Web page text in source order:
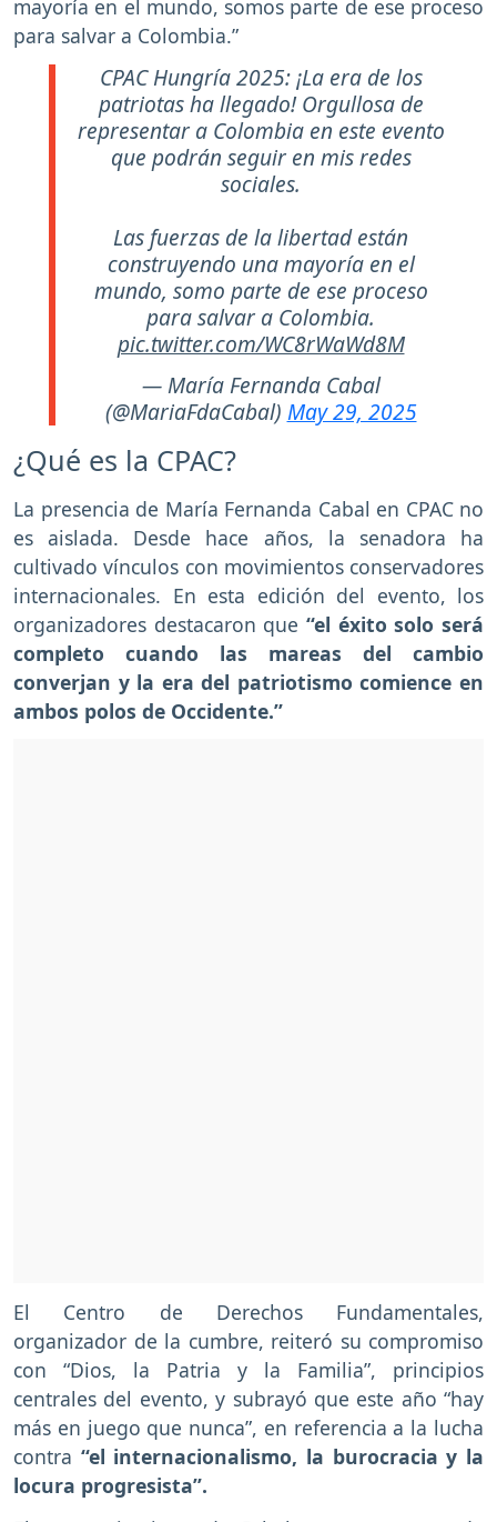
mayoría en el mundo, somos parte de ese proceso
para salvar a Colombia.”
CPAC Hungría 2025: ¡La era de los
patriotas ha llegado! Orgullosa de
representar a Colombia en este evento
que podrán seguir en mis redes
sociales.
Las fuerzas de la libertad están
construyendo una mayoría en el
mundo, somo parte de ese proceso
para salvar a Colombia.
pic.twitter.com/WC8rWaWd8M
— María Fernanda Cabal
(@MariaFdaCabal) May 29, 2025
¿Qué es la CPAC?
La presencia de María Fernanda Cabal en CPAC no
es aislada. Desde hace años, la senadora ha
cultivado vínculos con movimientos conservadores
internacionales. En esta edición del evento, los
organizadores destacaron que “el éxito solo será
completo cuando las mareas del cambio
converjan y la era del patriotismo comience en
ambos polos de Occidente.”
El Centro de Derechos Fundamentales,
organizador de la cumbre, reiteró su compromiso
con “Dios, la Patria y la Familia”, principios
centrales del evento, y subrayó que este año “hay
más en juego que nunca”, en referencia a la lucha
contra “el internacionalismo, la burocracia y la
locura progresista”.